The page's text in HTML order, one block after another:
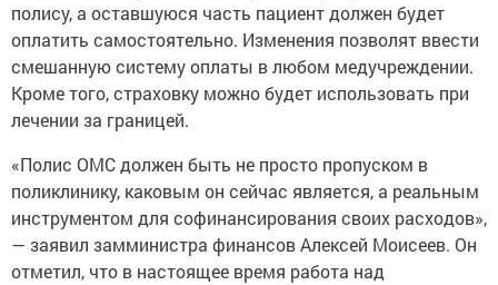
полису, а оставшуюся часть пациент должен будет
оплатить самостоятельно. Изменения позволят ввести
смешанную систему оплаты в любом медучреждении.
Кроме того, страховку можно будет использовать при
лечении за границей.
«Полис ОМС должен быть не просто пропуском в
поликлинику, каковым он сейчас является, а реальным
инструментом для софинансирования своих расходов»,
— заявил замминистра финансов Алексей Моисеев. Он
отметил, что в настоящее время работа над